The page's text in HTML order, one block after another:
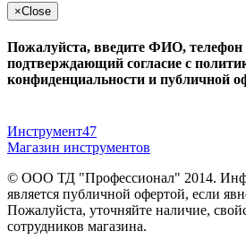
×Close
Пожалуйста, введите ФИО, телефон
подтверждающий согласие с
конфиденциальности и публичной
Инструмент47
Магазин инструментов
© ООО ТД "Профессионал" 2014.
является публичной офертой, если
Пожалуйста, уточняйте наличие,
сотрудников магазина.